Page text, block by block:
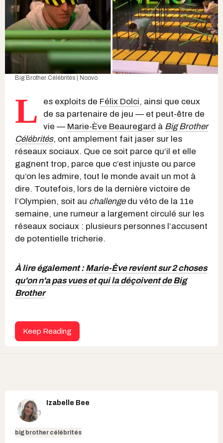
Big Brother Célébrités | Noovo
L es exploits de Félix Dolci, ainsi que ceux
de sa partenaire de jeu — et peut-être de
vie — Marie-Ève Beauregard à Big Brother
Célébrités, ont amplement fait jaser sur les
réseaux sociaux. Que ce soit parce qu’il et elle
gagnent trop, parce que c’est injuste ou parce
qu’on les admire, tout le monde avait un mot à
dire. Toutefois, lors de la dernière victoire de
l’Olympien, soit au challenge du véto de la 11e
semaine, une rumeur a largement circulé sur les
réseaux sociaux : plusieurs personnes l’accusent
de potentielle tricherie.
À lire également :Marie-Ève revient sur 2 choses
qu'on n'a pas vues et qui la déçoivent de Big
Brother
Keep Reading
Izabelle Bee
big brother célébrités